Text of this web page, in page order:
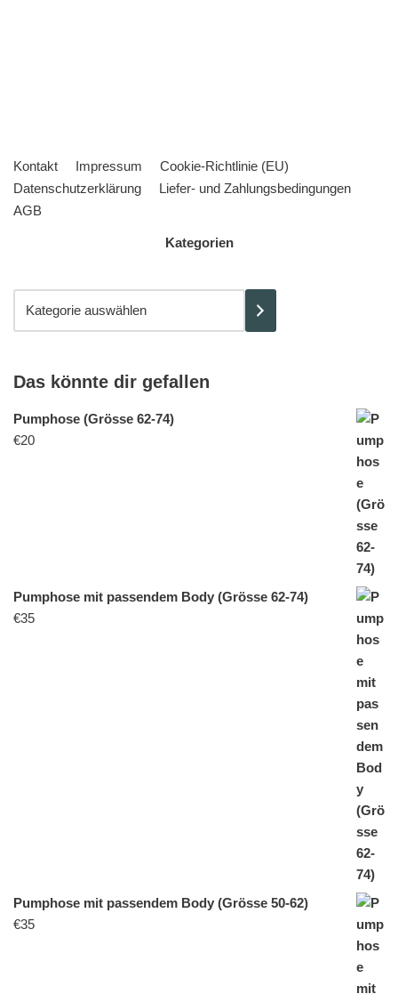
Kontakt Impressum
Cookie-Richtlinie (EU)
Datenschutzerklärung
Liefer- und Zahlungsbedingungen
AGB
Kategorien
Das könnte dir gefallen
Pumphose (Grösse 62-74)
€20
Pumphose mit passendem Body (Grösse 62-74)
€35
Pumphose mit passendem Body (Grösse 50-62)
€35